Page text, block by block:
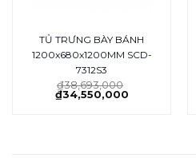
TỦ TRƯNG BÀY BÁNH
1200x680x1200MM SCD-
7312S3
₫38,693,000
₫34,550,000